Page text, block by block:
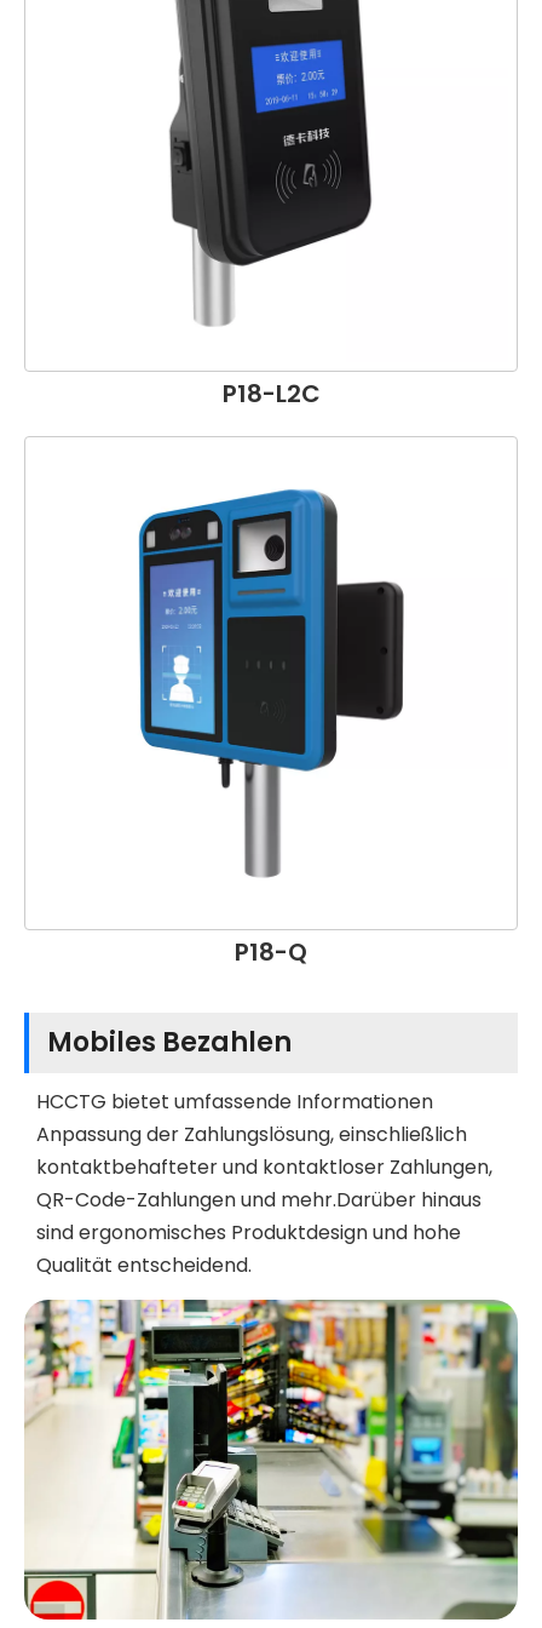
P18-L2C
P18-Q
Mobiles Bezahlen
HCCTG bietet umfassende Informationen
Anpassung der Zahlungslösung, einschließlich
kontaktbehafteter und kontaktloser Zahlungen,
QR-Code-Zahlungen und mehr.Darüber hinaus
sind ergonomisches Produktdesign und hohe
Qualität entscheidend.